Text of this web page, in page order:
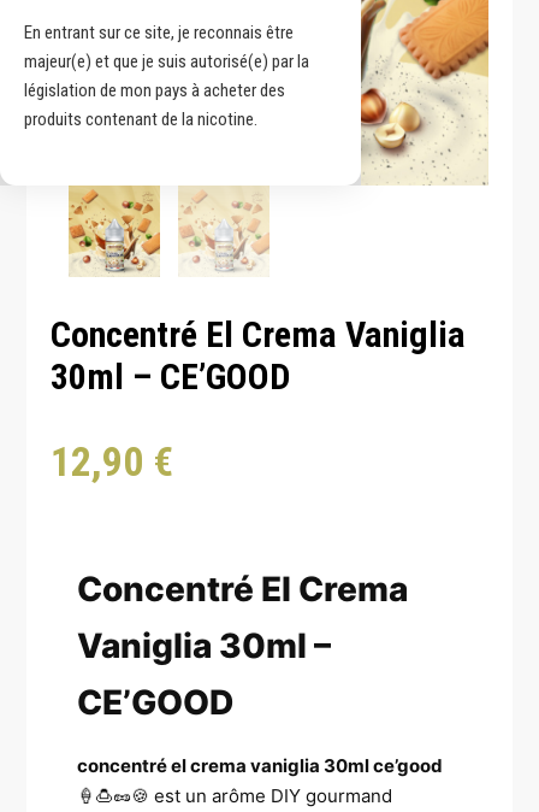
En entrant sur ce site, je reconnais être
majeur(e) et que je suis autorisé(e) par la
législation de mon pays à acheter des
produits contenant de la nicotine.
Concentré El Crema Vaniglia
30ml – CE’GOOD
12,90 €
Concentré El Crema
Vaniglia 30ml –
CE’GOOD
concentré el crema vaniglia 30ml ce’good
🍦🍮🥜🍪 est un arôme DIY gourmand